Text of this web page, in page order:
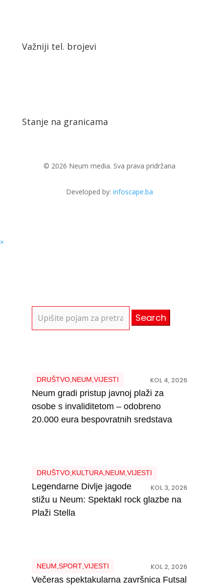
Važniji tel. brojevi
Stanje na granicama
© 2026 Neum media. Sva prava pridržana
Developed by: infoscape.ba
×
for:
DRUŠTVO, NEUM VIJESTI KOL 4, 2026
Neum gradi pristup javnoj plaži za
osobe s invaliditetom – odobreno
20.000 eura bespovratnih sredstava
DRUŠTVO, KULTURA, NEUM VIJESTI
KOL 3, 2026
Legendarne Divlje jagode
stižu u Neum: Spektakl rock glazbe na
Plaži Stella
NEUM SPORT, VIJESTI KOL 2, 2026
Večeras spektakularna završnica Futsal